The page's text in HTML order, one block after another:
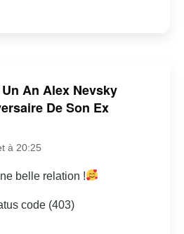
An Alex Nevsky
De Son Ex
à 20:25
belle relation !
code (403)